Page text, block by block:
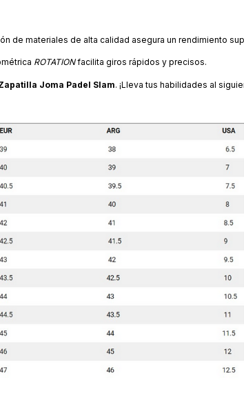
de materiales de alta calidad asegura un rendimiento
ROTATIONfacilita giros rápidos y precisos.
Joma Padel Slam. ¡Lleva tus habilidades al